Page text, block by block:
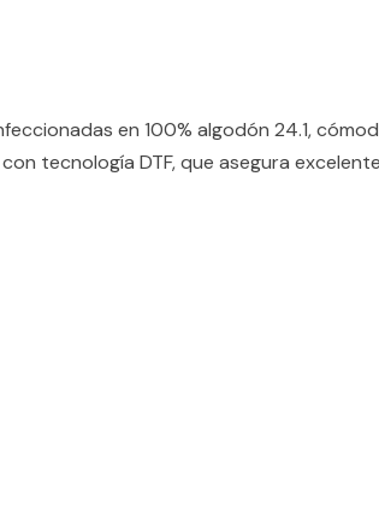
en 100% algodón 24.1,
tecnología DTF, que asegura